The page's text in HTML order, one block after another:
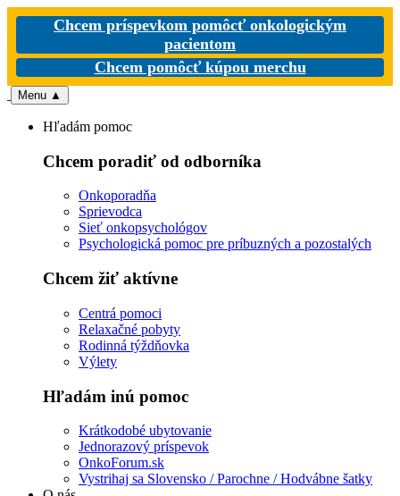
Chcem príspevkom pomôcť onkologickým
pacientom
Chcem pomôcť kúpou merchu
Menu ▲
Hľadám pomoc
Chcem poradiť od odborníka
Onkoporadňa
Sprievodca
Sieť onkopsychológov
Psychologická pomoc pre príbuzných a pozostalých
Chcem žiť aktívne
Centrá pomoci
Relaxačné pobyty
Rodinná týždňovka
Výlety
Hľadám inú pomoc
Krátkodobé ubytovanie
Jednorazový príspevok
OnkoForum.sk
Vystrihaj sa Slovensko / Parochne / Hodvábne šatky